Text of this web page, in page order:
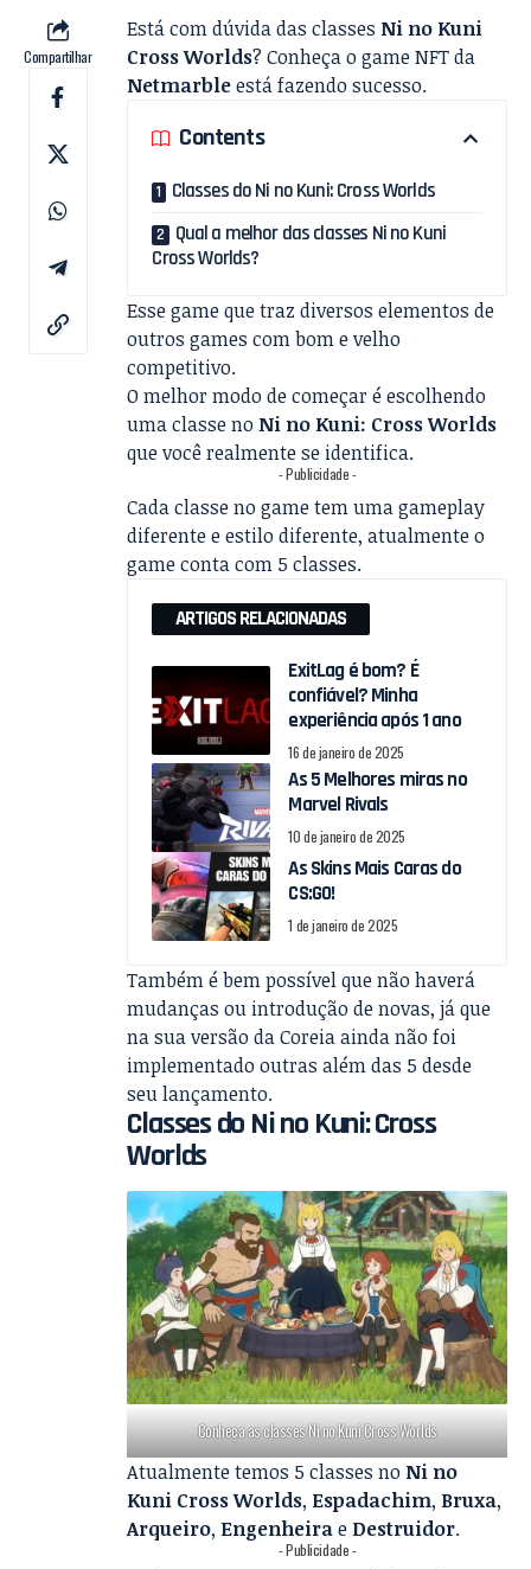
Compartilhar
Está com dúvida das classes Ni no Kuni
Cross Worlds? Conheça o game NFT da
Netmarbleestá fazendo sucesso.
Contents
Classes do Ni no Kuni: Cross Worlds
Qual a melhor das classes Ni no Kuni
Cross Worlds?
Esse game que traz diversos elementos de
outros games com bom e velho
competitivo.
O melhor modo de começar é escolhendo
uma classe no Ni no Kuni: Cross Worlds
que você realmente se identifica.
- Publicidade -
Cada classe no game tem uma gameplay
diferente e estilo diferente, atualmente o
game conta com 5 classes.
ARTIGOS RELACIONADAS
ExitLag é bom? É
confiável? Minha
experiência após 1 ano
16 de janeiro de 2025
As 5 Melhores miras no
Marvel Rivals
10 de janeiro de 2025
As Skins Mais Caras do
CS:GO!
1 de janeiro de 2025
Também é bem possível que não haverá
mudanças ou introdução de novas, já que
na sua versão da Coreia ainda não foi
implementado outras além das 5 desde
seu lançamento.
Classes do Ni no Kuni: Cross
Worlds
Conheça as classes Ni no Kuni Cross Worlds
Atualmente temos 5 classes no Ni no
Kuni Cross Worlds, Espadachim, Bruxa,
Arqueiro, Engenheirae Destruidor.
- Publicidade -